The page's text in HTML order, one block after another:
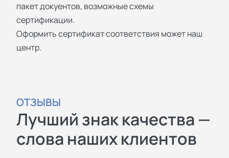
пакет докуентов, возможные схемы
сертификации.
Оформить сертификат соответствия может наш
центр.
ОТЗЫВЫ
Лучший знак качества —
слова наших клиентов